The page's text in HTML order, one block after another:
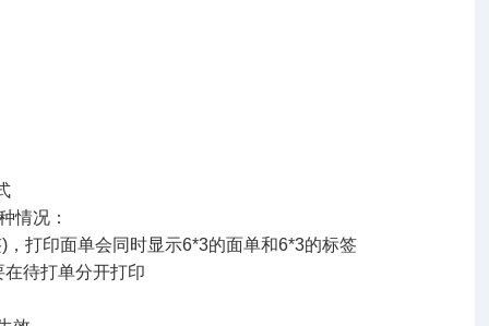
情况：
打印面单会同时显示6*3的面单和6*3的标签
待打单分开打印